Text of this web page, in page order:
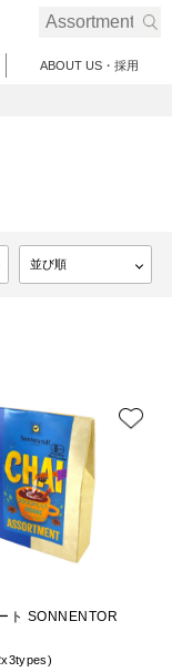
ABOUT US・採用
ト SONNENTOR